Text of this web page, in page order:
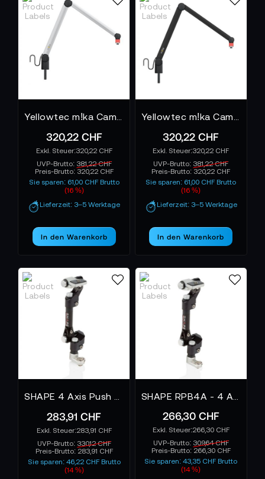
320,22 CHF
320,22 CHF
UVP-Brutto: 381,22 CHF
Preis-Brutto: 320,22 CHF
Sie sparen: 61,00 CHF Brutto
(16 %)
Lieferzeit: 3–5 Werktage
In den Warenkorb
320,22 CHF
320,22 CHF
UVP-Brutto: 381,22 CHF
Preis-Brutto: 320,22 CHF
Sie sparen: 61,00 CHF Brutto
(16 %)
Lieferzeit: 3–5 Werktage
In den Warenkorb
283,91 CHF
283,91 CHF
UVP-Brutto: 330,12 CHF
Preis-Brutto: 283,91 CHF
Sie sparen: 46,22 CHF Brutto
(14 %)
266,30 CHF
266,30 CHF
UVP-Brutto: 309,64 CHF
Preis-Brutto: 266,30 CHF
Sie sparen: 43,35 CHF Brutto
(14 %)